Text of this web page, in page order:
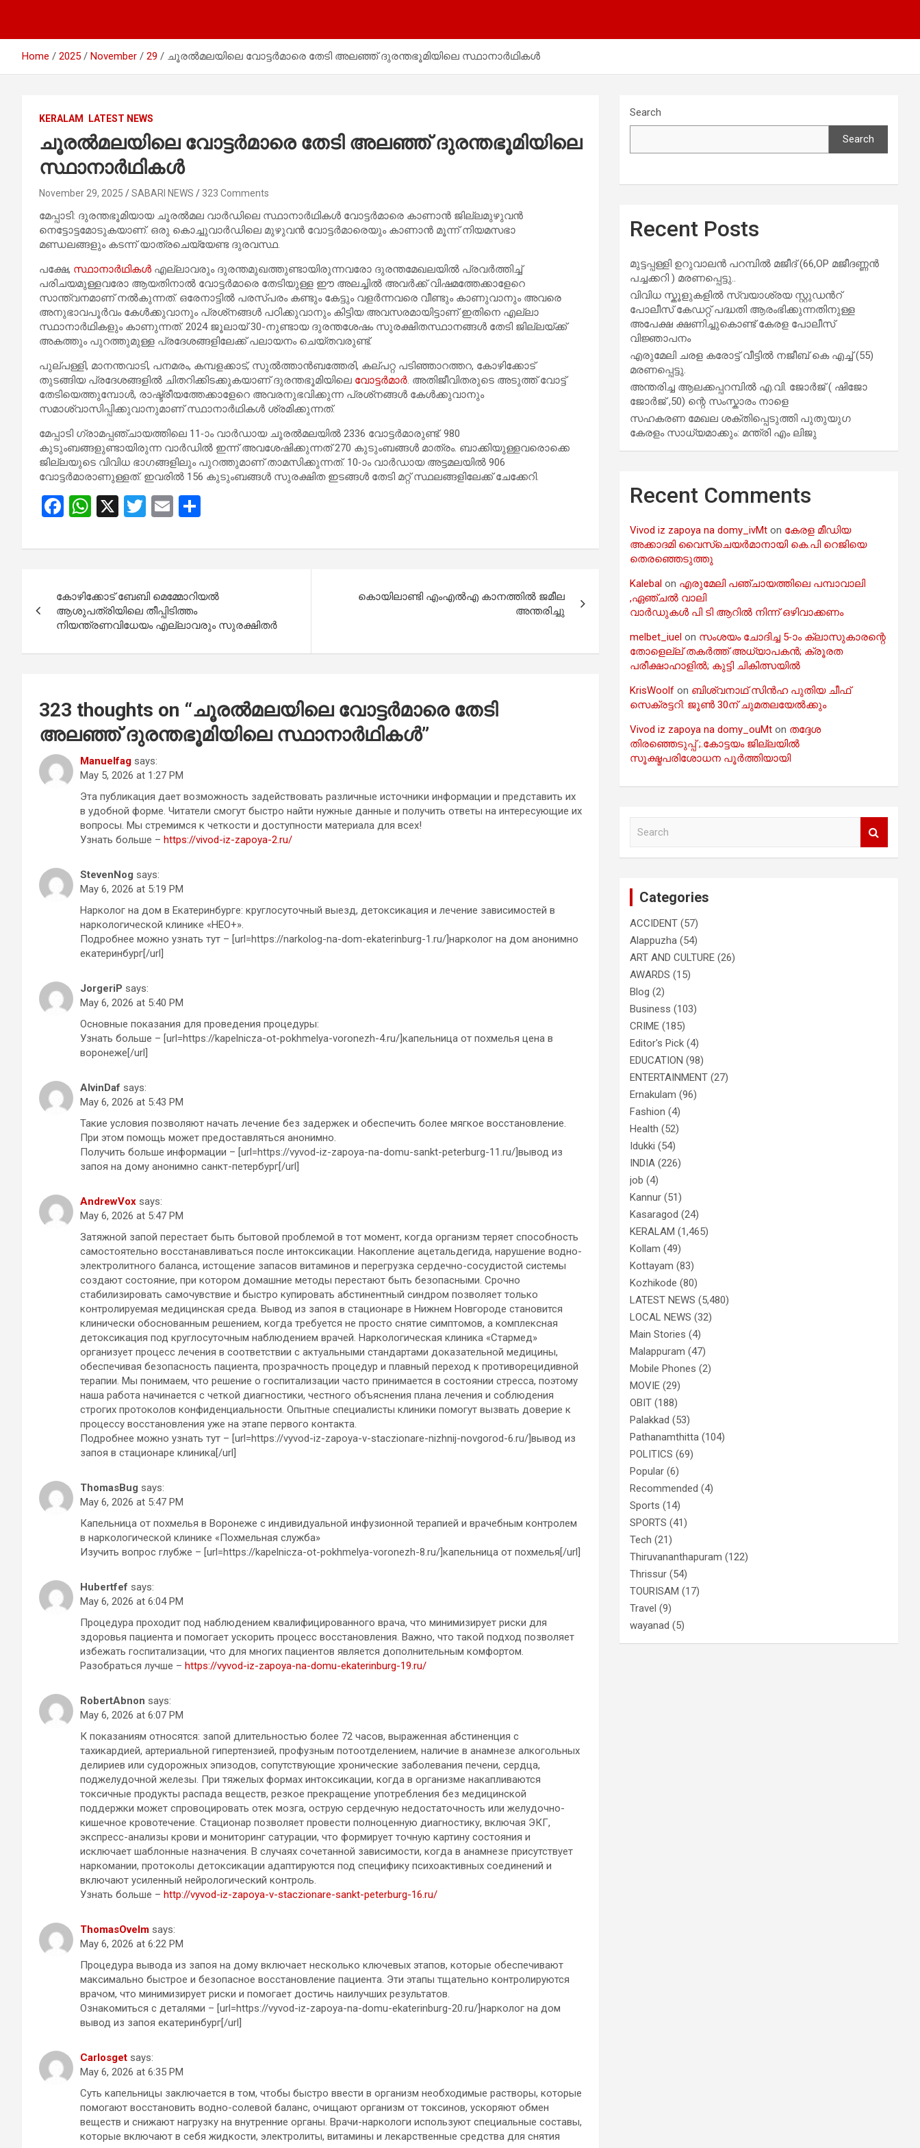
Home 2025 November 29 ചൂരല്‍മലയിലെ വോട്ടര്‍മാരെ തേടി അലഞ്ഞ് ദുരന്തഭൂമിയിലെ സ്ഥാനാര്‍ഥികള്‍
KERALAM LATEST NEWS
ചൂരല്‍മലയിലെ വോട്ടര്‍മാരെ തേടി അലഞ്ഞ് ദുരന്തഭൂമിയിലെ
സ്ഥാനാര്‍ഥികള്‍
November 29, 2025 SABARI NEWS 323 Comments
മേപ്പാടി: ദുരന്തഭൂമിയായ ചൂരല്‍മല വാര്‍ഡിലെ സ്ഥാനാര്‍ഥികള്‍ വോട്ടര്‍മാരെ കാണാന്‍ ജില്ലമുഴുവന്‍
നെട്ടോട്ടമോടുകയാണ്. ഒരു കൊച്ചുവാര്‍ഡിലെ മുഴുവന്‍ വോട്ടര്‍മാരെയും കാണാന്‍ മൂന്ന് നിയമസഭാ
മണ്ഡലങ്ങളും കടന്ന് യാത്രചെയ്യേണ്ട ദുരവസ്ഥ.
പക്ഷേ, സ്ഥാനാര്‍ഥികള്‍ എല്ലാവരും ദുരന്തമുഖത്തുണ്ടായിരുന്നവരോ ദുരന്തമേഖലയില്‍ പ്രവര്‍ത്തിച്ച്
പരിചയമുള്ളവരോ ആയതിനാല്‍ വോട്ടര്‍മാരെ തേടിയുള്ള ഈ അലച്ചില്‍ അവര്‍ക്ക് വിഷമത്തേക്കാളേറെ
സാന്ത്വനമാണ് നല്‍കുന്നത്. ഒരേനാട്ടില്‍ പരസ്പരം കണ്ടും കേട്ടും വളര്‍ന്നവരെ വീണ്ടും കാണുവാനും അവരെ
അനുഭാവപൂര്‍വം കേള്‍ക്കുവാനും പ്രശ്‌നങ്ങള്‍ പഠിക്കുവാനും കിട്ടിയ അവസരമായിട്ടാണ് ഇതിനെ എല്ലാ
സ്ഥാനാര്‍ഥികളും കാണുന്നത്. 2024 ജൂലായ് 30-നുണ്ടായ ദുരന്തശേഷം സുരക്ഷിതസ്ഥാനങ്ങള്‍ തേടി ജില്ലയ്ക്ക്
അകത്തും പുറത്തുമുള്ള പ്രദേശങ്ങളിലേക്ക് പലായനം ചെയ്തവരുണ്ട്.
പുല്പള്ളി, മാനന്തവാടി, പനമരം, കമ്പളക്കാട്, സുല്‍ത്താന്‍ബത്തേരി, കല്പറ്റ പടിഞ്ഞാറത്തറ, കോഴിക്കോട്
തുടങ്ങിയ പ്രദേശങ്ങളില്‍ ചിതറിക്കിടക്കുകയാണ് ദുരന്തഭൂമിയിലെ വോട്ടര്‍മാര്‍. അതിജീവിതരുടെ അടുത്ത് വോട്ട്
തേടിയെത്തുമ്പോള്‍, രാഷ്ട്രീയത്തേക്കാളേറെ അവരനുഭവിക്കുന്ന പ്രശ്‌നങ്ങള്‍ കേള്‍ക്കുവാനും
സമാശ്വാസിപ്പിക്കുവാനുമാണ് സ്ഥാനാര്‍ഥികള്‍ ശ്രമിക്കുന്നത്.
മേപ്പാടി ഗ്രാമപ്പഞ്ചായത്തിലെ 11-ാം വാര്‍ഡായ ചൂരല്‍മലയില്‍ 2336 വോട്ടര്‍മാരുണ്ട്. 980
കുടുംബങ്ങളുണ്ടായിരുന്ന വാര്‍ഡില്‍ ഇന്ന് അവശേഷിക്കുന്നത് 270 കുടുംബങ്ങള്‍ മാത്രം. ബാക്കിയുള്ളവരൊക്കെ
ജില്ലയുടെ വിവിധ ഭാഗങ്ങളിലും പുറത്തുമാണ് താമസിക്കുന്നത്. 10-ാം വാര്‍ഡായ അട്ടമലയില്‍ 906
വോട്ടര്‍മാരാണുള്ളത്. ഇവരില്‍ 156 കുടുംബങ്ങള്‍ സുരക്ഷിത ഇടങ്ങള്‍ തേടി മറ്റ് സ്ഥലങ്ങളിലേക്ക് ചേക്കേറി.
F
ce
o
o
k
W
at
A
p
p
X
T
tt
E
ail ar
navigation
കോഴിക്കോട് ബേബി മെമ്മോറിയൽ
ആശുപത്രിയിലെ തീപ്പിടിത്തം
നിയന്ത്രണവിധേയം എല്ലാവരും സുരക്ഷിതർ
കൊയിലാണ്ടി എംഎൽഎ കാനത്തിൽ ജമീല
അന്തരിച്ചു
323 thoughts on “ചൂരല്‍മലയിലെ വോട്ടര്‍മാരെ തേടി
അലഞ്ഞ് ദുരന്തഭൂമിയിലെ സ്ഥാനാര്‍ഥികള്‍”
Manuelfag says:
May 5, 2026 at 1:27 PM
Эта публикация дает возможность задействовать различные источники информации и представить их
в удобной форме. Читатели смогут быстро найти нужные данные и получить ответы на интересующие их
вопросы. Мы стремимся к четкости и доступности материала для всех!
Узнать больше – https://vivod-iz-zapoya-2.ru/
StevenNog says:
May 6, 2026 at 5:19 PM
Нарколог на дом в Екатеринбурге: круглосуточный выезд, детоксикация и лечение зависимостей в
наркологической клинике «НЕО+».
Подробнее можно узнать тут – [url=https://narkolog-na-dom-ekaterinburg-1.ru/]нарколог на дом анонимно
екатеринбург[/url]
JorgeriP says:
May 6, 2026 at 5:40 PM
Основные показания для проведения процедуры:
Узнать больше – [url=https://kapelnicza-ot-pokhmelya-voronezh-4.ru/]капельница от похмелья цена в
воронеже[/url]
AlvinDaf says:
May 6, 2026 at 5:43 PM
Такие условия позволяют начать лечение без задержек и обеспечить более мягкое восстановление.
При этом помощь может предоставляться анонимно.
Получить больше информации – [url=https://vyvod-iz-zapoya-na-domu-sankt-peterburg-11.ru/]вывод из
запоя на дому анонимно санкт-петербург[/url]
AndrewVox says:
May 6, 2026 at 5:47 PM
Затяжной запой перестает быть бытовой проблемой в тот момент, когда организм теряет способность
самостоятельно восстанавливаться после интоксикации. Накопление ацетальдегида, нарушение водно-
электролитного баланса, истощение запасов витаминов и перегрузка сердечно-сосудистой системы
создают состояние, при котором домашние методы перестают быть безопасными. Срочно
стабилизировать самочувствие и быстро купировать абстинентный синдром позволяет только
контролируемая медицинская среда. Вывод из запоя в стационаре в Нижнем Новгороде становится
клинически обоснованным решением, когда требуется не просто снятие симптомов, а комплексная
детоксикация под круглосуточным наблюдением врачей. Наркологическая клиника «Стармед»
организует процесс лечения в соответствии с актуальными стандартами доказательной медицины,
обеспечивая безопасность пациента, прозрачность процедур и плавный переход к противорецидивной
терапии. Мы понимаем, что решение о госпитализации часто принимается в состоянии стресса, поэтому
наша работа начинается с четкой диагностики, честного объяснения плана лечения и соблюдения
строгих протоколов конфиденциальности. Опытные специалисты клиники помогут вызвать доверие к
процессу восстановления уже на этапе первого контакта.
Подробнее можно узнать тут – [url=https://vyvod-iz-zapoya-v-staczionare-nizhnij-novgorod-6.ru/]вывод из
запоя в стационаре клиника[/url]
ThomasBug says:
May 6, 2026 at 5:47 PM
Капельница от похмелья в Воронеже с индивидуальной инфузионной терапией и врачебным контролем
в наркологической клинике «Похмельная служба»
Изучить вопрос глубже – [url=https://kapelnicza-ot-pokhmelya-voronezh-8.ru/]капельница от похмелья[/url]
Hubertfef says:
May 6, 2026 at 6:04 PM
Процедура проходит под наблюдением квалифицированного врача, что минимизирует риски для
здоровья пациента и помогает ускорить процесс восстановления. Важно, что такой подход позволяет
избежать госпитализации, что для многих пациентов является дополнительным комфортом.
Разобраться лучше – https://vyvod-iz-zapoya-na-domu-ekaterinburg-19.ru/
RobertAbnon says:
May 6, 2026 at 6:07 PM
К показаниям относятся: запой длительностью более 72 часов, выраженная абстиненция с
тахикардией, артериальной гипертензией, профузным потоотделением, наличие в анамнезе алкогольных
делириев или судорожных эпизодов, сопутствующие хронические заболевания печени, сердца,
поджелудочной железы. При тяжелых формах интоксикации, когда в организме накапливаются
токсичные продукты распада веществ, резкое прекращение употребления без медицинской
поддержки может спровоцировать отек мозга, острую сердечную недостаточность или желудочно-
кишечное кровотечение. Стационар позволяет провести полноценную диагностику, включая ЭКГ,
экспресс-анализы крови и мониторинг сатурации, что формирует точную картину состояния и
исключает шаблонные назначения. В случаях сочетанной зависимости, когда в анамнезе присутствует
наркомании, протоколы детоксикации адаптируются под специфику психоактивных соединений и
включают усиленный нейрологический контроль.
Узнать больше – http://vyvod-iz-zapoya-v-staczionare-sankt-peterburg-16.ru/
ThomasOvelm says:
May 6, 2026 at 6:22 PM
Процедура вывода из запоя на дому включает несколько ключевых этапов, которые обеспечивают
максимально быстрое и безопасное восстановление пациента. Эти этапы тщательно контролируются
врачом, что минимизирует риски и помогает достичь наилучших результатов.
Ознакомиться с деталями – [url=https://vyvod-iz-zapoya-na-domu-ekaterinburg-20.ru/]нарколог на дом
вывод из запоя екатеринбург[/url]
Carlosget says:
May 6, 2026 at 6:35 PM
Суть капельницы заключается в том, чтобы быстро ввести в организм необходимые растворы, которые
помогают восстановить водно-солевой баланс, очищают организм от токсинов, ускоряют обмен
веществ и снижают нагрузку на внутренние органы. Врачи-наркологи используют специальные составы,
которые включают в себя жидкости, электролиты, витамины и лекарственные средства для снятия
Search
Search
Recent Posts
മുട്ടപ്പള്ളി ഉറുവാലൻ പറമ്പിൽ മജീദ് (66,OP മജീദണ്ണൻ
പച്ചക്കറി ) മരണപ്പെട്ടു..
വിവിധ സ്കൂളുകളില്‍ സ്വയാശ്രയ സ്റ്റുഡന്‍റ്
പോലീസ് കേഡറ്റ് പദ്ധതി ആരംഭിക്കുന്നതിനുള്ള
അപേക്ഷ ക്ഷണിച്ചുകൊണ്ട് കേരള പോലീസ്
വിജ്ഞാപനം
എരുമേലി ചരള കരോട്ട് വീട്ടിൽ നജീബ് കെ എച്ച് (55)
മരണപ്പെട്ടു.
അന്തരിച്ച ആ​ല​ക്ക​പ്പ​റമ്പിൽ​ എ.​വി. ജോ​ർ​ജ് ( ഷിജോ
ജോർജ് ,50) ന്റെ സംസ്കാരം നാളെ
സഹകരണ മേഖല ശക്തിപ്പെടുത്തി പുതുയുഗ
കേരളം സാധ്യമാക്കും: മന്ത്രി എം ലിജു
Recent Comments
Vivod iz zapoya na domy_ivMt on കേരള മീഡിയ
അക്കാദമി വൈസ്ചെയർമാനായി കെ.പി റെജിയെ
തെരഞ്ഞെടുത്തു
Kalebal on എരുമേലി പഞ്ചായത്തിലെ പമ്പാവാലി
,ഏഞ്ചൽ വാലി
വാർഡുകൾ പി ടി ആറിൽ നിന്ന് ഒഴിവാക്കണം
melbet_iuel on സംശയം ചോദിച്ച 5-ാം ക്ലാസുകാരന്റെ
തോളെല്ല് തകർത്ത് അധ്യാപകൻ; ക്രൂരത
പരീക്ഷാഹാളിൽ; കുട്ടി ചികിത്സയിൽ
KrisWoolf on ബിശ്വനാഥ് സിൻഹ പുതിയ ചീഫ്
സെക്രട്ടറി: ജൂൺ 30ന് ചുമതലയേൽക്കും
Vivod iz zapoya na domy_ouMt on തദ്ദേശ
തിരഞ്ഞെടുപ്പ് ;.കോട്ടയം ജില്ലയിൽ
സൂക്ഷ്മപരിശോധന പൂർത്തിയായി
Categories
ACCIDENT (57)
Alappuzha (54)
ART AND CULTURE (26)
AWARDS (15)
Blog (2)
Business (103)
CRIME (185)
Editor's Pick (4)
EDUCATION (98)
ENTERTAINMENT (27)
Ernakulam (96)
Fashion (4)
Health (52)
Idukki (54)
INDIA (226)
job (4)
Kannur (51)
Kasaragod (24)
KERALAM (1,465)
Kollam (49)
Kottayam (83)
Kozhikode (80)
LATEST NEWS (5,480)
LOCAL NEWS (32)
Main Stories (4)
Malappuram (47)
Mobile Phones (2)
MOVIE (29)
OBIT (188)
Palakkad (53)
Pathanamthitta (104)
POLITICS (69)
Popular (6)
Recommended (4)
Sports (14)
SPORTS (41)
Tech (21)
Thiruvananthapuram (122)
Thrissur (54)
TOURISAM (17)
Travel (9)
wayanad (5)